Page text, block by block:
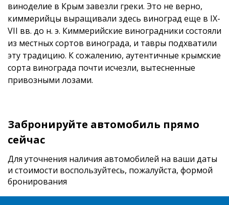
виноделие в Крым завезли греки. Это не верно,
киммерийцы выращивали здесь виноград еще в IX-
VII вв. до н. э. Киммерийские виноградники состояли
из местных сортов винограда, и тавры подхватили
эту традицию. К сожалению, аутентичные крымские
сорта винограда почти исчезли, вытесненные
привозными лозами.
Забронируйте автомобиль прямо
сейчас
Для уточнения наличия автомобилей на ваши даты
и стоимости воспользуйтесь, пожалуйста, формой
бронирования